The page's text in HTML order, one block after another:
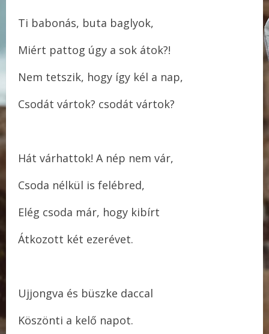
Ti babonás, buta baglyok,
Miért pattog úgy a sok átok?!
Nem tetszik, hogy így kél a nap,
Csodát vártok? csodát vártok?
Hát várhattok! A nép nem vár,
Csoda nélkül is felébred,
Elég csoda már, hogy kibírt
Átkozott két ezerévet.
Ujjongva és büszke daccal
Köszönti a kelő napot.